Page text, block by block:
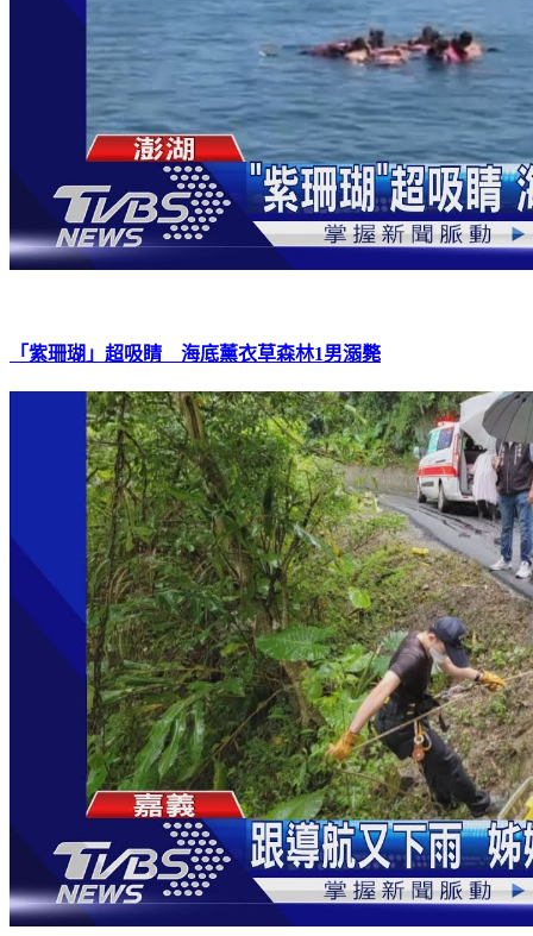
「紫珊瑚」超吸睛 海底薰衣草森林1男溺斃